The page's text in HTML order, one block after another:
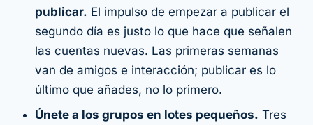
publicar. El impulso de empezar a publicar el
segundo día es justo lo que hace que señalen
las cuentas nuevas. Las primeras semanas
van de amigos e interacción; publicar es lo
último que añades, no lo primero.
Únete a los grupos en lotes pequeños. Tres